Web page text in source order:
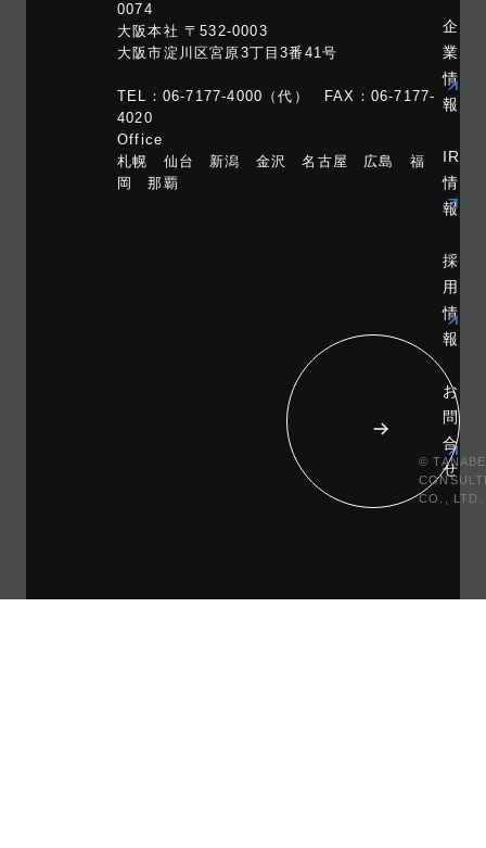
0074
大阪本社 〒532-0003
大阪市淀川区宮原3丁目3番41号
TEL：06-7177-4000（代） FAX：06-7177-
4020
Office
札幌 仙台 新潟 金沢 名古屋 広島 福
岡 那覇
企
業
情
報
IR
情
報
採
用
情
報
お
問
合
せ
© TANABE
CO., LTD.